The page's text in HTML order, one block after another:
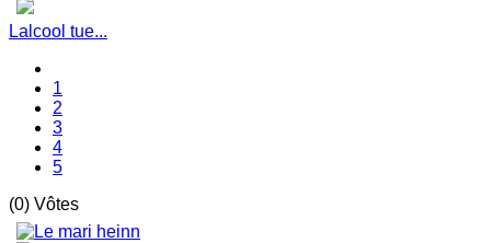
Lalcool tue...
1
2
3
4
5
(0) Vôtes